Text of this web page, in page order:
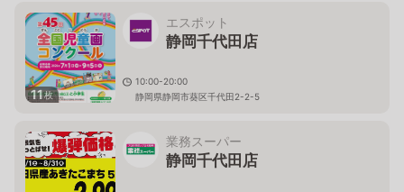
11枚
エスポット
静岡千代田店
10:00-20:00
静岡県静岡市葵区千代田2-2-5
業務スーパー
静岡千代田店